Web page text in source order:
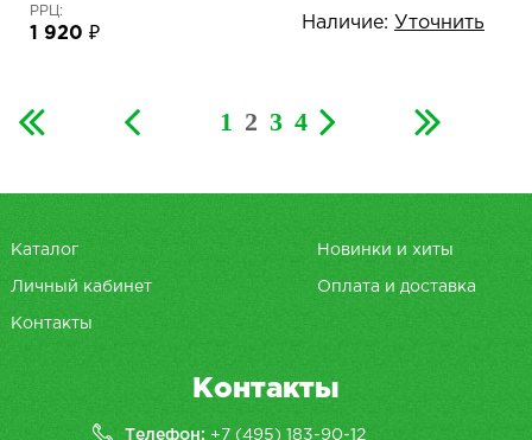
РРЦ:
1 920 ₽
Наличие: Уточнить
1 2 3 4
Каталог Новинки и хиты
Личный кабинет Оплата и доставка
Контакты
Контакты
Телефон: +7 (495) 183-90-12